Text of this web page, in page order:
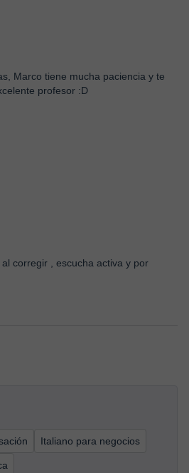
Marco tiene mucha paciencia y te
profesor :D
corregir , escucha activa y por
Italiano para negocios